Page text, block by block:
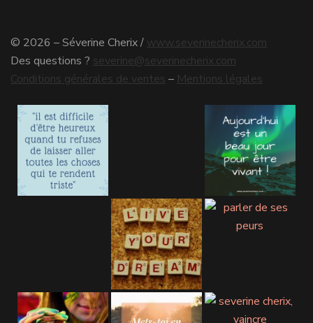
© 2026 – Séverine Cherix / www.severinecherix.com
Des questions ? severine@severinecherix.com
Conditions générales de ventes – Mentions légales